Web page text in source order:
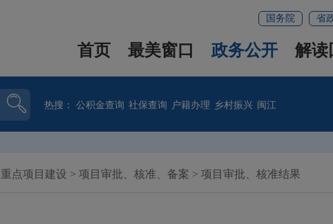
国务院 省
首页 最美窗口 政务公开 解读
热搜：公积金查询 社保查询 户籍办理 乡村振兴 闽江
重点项目建设 > 项目审批、核准、备案 > 项目审批、核准结果